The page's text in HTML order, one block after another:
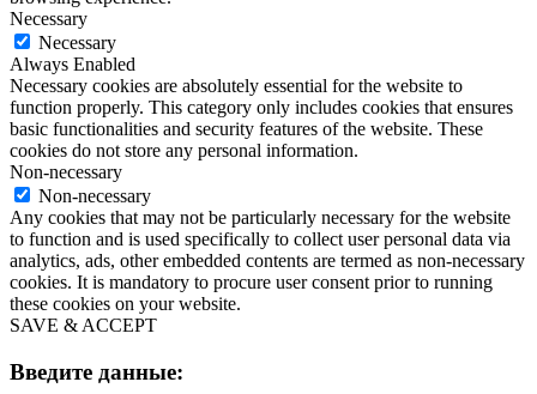
Necessary
Necessary
Always Enabled
Necessary cookies are absolutely essential for the website to
function properly. This category only includes cookies that ensures
basic functionalities and security features of the website. These
cookies do not store any personal information.
Non-necessary
Non-necessary
Any cookies that may not be particularly necessary for the website
to function and is used specifically to collect user personal data via
analytics, ads, other embedded contents are termed as non-necessary
cookies. It is mandatory to procure user consent prior to running
these cookies on your website.
SAVE & ACCEPT
Введите данные: